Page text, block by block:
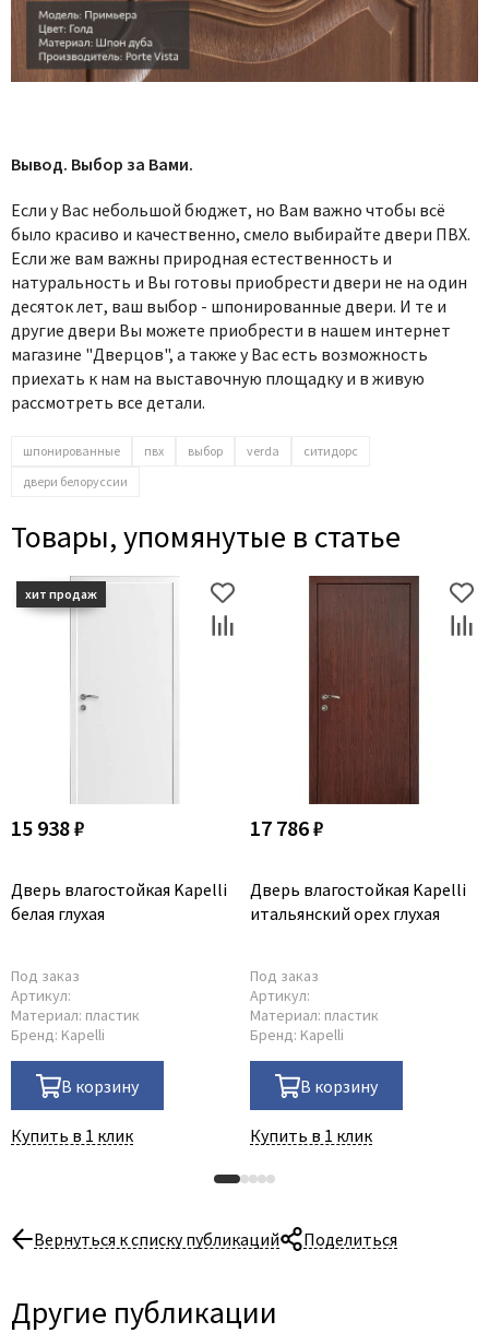
Вывод. Выбор за Вами.
Если у Вас небольшой бюджет, но Вам важно чтобы всё
было красиво и качественно, смело выбирайте двери ПВХ.
Если же вам важны природная естественность и
натуральность и Вы готовы приобрести двери не на один
десяток лет, ваш выбор - шпонированные двери. И те и
другие двери Вы можете приобрести в нашем интернет
магазине "Дверцов", а также у Вас есть возможность
приехать к нам на выставочную площадку и в живую
рассмотреть все детали.
шпонированные пвх выбор verda
ситидорс
двери белоруссии
Товары, упомянутые в статье
15 938 ₽
Дверь влагостойкая Kapelli
белая глухая
Под заказ
Артикул:
Материал: пластик
Бренд: Kapelli
В корзину
Купить в 1 клик
17 786 ₽
Дверь влагостойкая Kapelli
итальянский орех глухая
Под заказ
Артикул:
Материал: пластик
Бренд: Kapelli
В корзину
Купить в 1 клик
Вернуться к списку публикаций Поделиться
Другие публикации